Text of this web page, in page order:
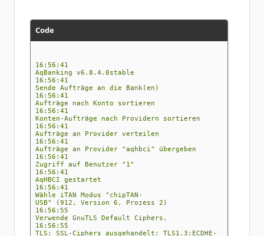
TLS: SSL-Ciphers ausgehandelt: TLS1.3:ECDHE-
RSA-AES-256-GCM:AEAD
16:39:46
Nachricht gesendet
16:39:46
HBCI: 0010 - Nachricht entgegengenommen. (M)
16:39:46
HBCI: 0020 - Ausführungsbestätigung nach Name
nsabgleich erhalten. (S)
16:39:46
HBCI: 0030 - Auftrag empfangen - Bitte die TA
N eingeben.(MBT61970200002) (S)
16:39:47
Dialog wurde nicht abgebrochen, PIN scheint g
ültig zu sein
16:40:05
Verwende GnuTLS Default Ciphers.
16:40:05
TLS: SSL-Ciphers ausgehandelt: TLS1.3:ECDHE-
RSA-AES-256-GCM:AEAD
16:40:05
Nachricht gesendet
16:40:05
Antwort erhalten
16:40:05
HBCI: 9050 - Die Nachricht enthält Fehler. (M
)
Code
16:56:41
AqBanking v6.8.4.0stable
16:56:41
Sende Aufträge an die Bank(en)
16:56:41
Aufträge nach Konto sortieren
16:56:41
Konten-Aufträge nach Providern sortieren
16:56:41
Aufträge an Provider verteilen
16:56:41
Aufträge an Provider "aqhbci" übergeben
16:56:41
Zugriff auf Benutzer "1"
16:56:41
AqHBCI gestartet
16:56:41
Wähle iTAN Modus "chipTAN-
USB" (912, Version 6, Prozess 2)
16:56:55
Verwende GnuTLS Default Ciphers.
16:56:55
TLS: SSL-Ciphers ausgehandelt: TLS1.3:ECDHE-